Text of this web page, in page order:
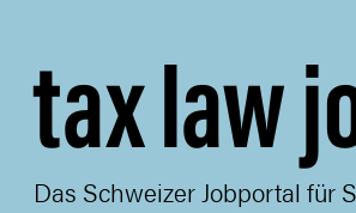
tax law
Das Schweizer Jobportal für